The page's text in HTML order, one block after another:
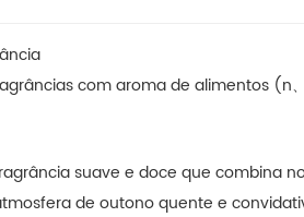
com aroma de alimentos (n
suave e doce que combina
de outono quente e